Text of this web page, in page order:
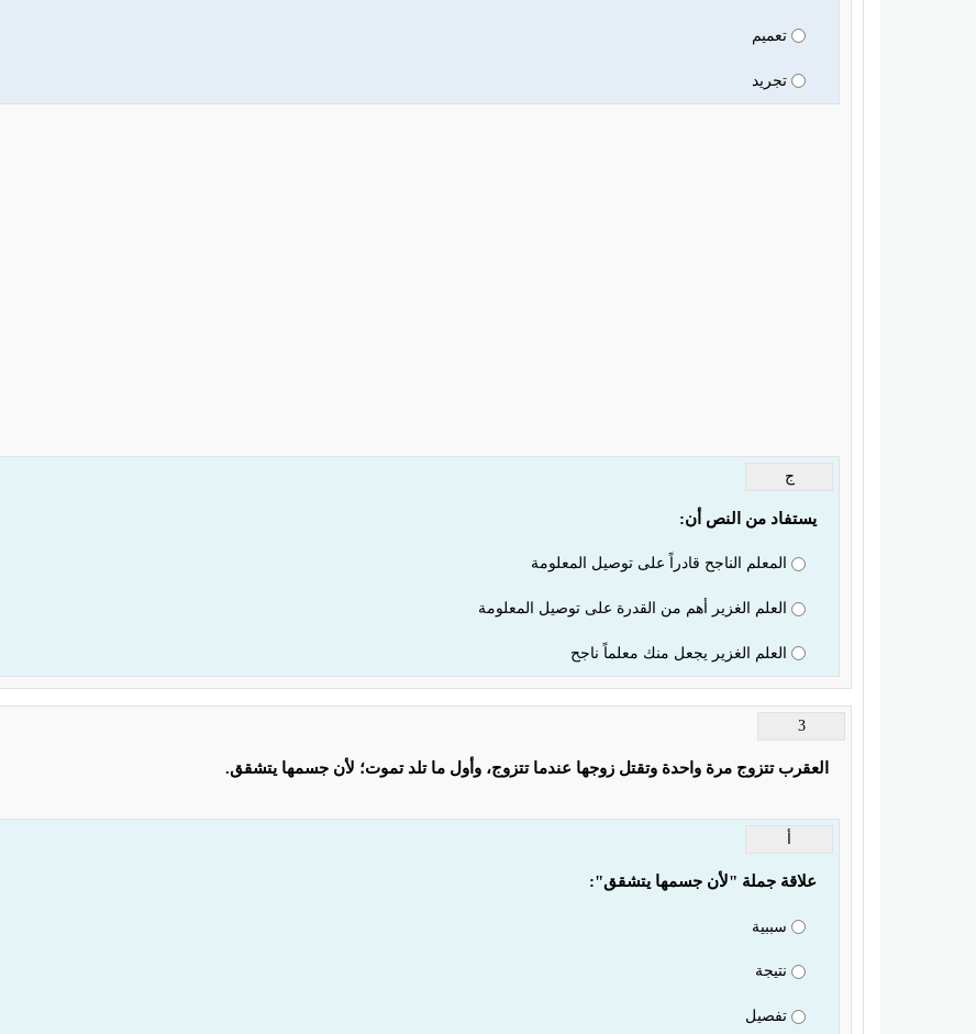
تعميم
تجريد
ج
يستفاد من النص أن:
المعلم الناجح قادراً على توصيل المعلومة
العلم الغزير أهم من القدرة على توصيل المعلومة
العلم الغزير يجعل منك معلماً ناجح
3
العقرب تتزوج مرة واحدة وتقتل زوجها عندما تتزوج، وأول ما تلد تموت؛ لأن جسمها يتشقق.
علاقة جملة "لأن جسمها يتشقق":
سببية
نتيجة
تفصيل